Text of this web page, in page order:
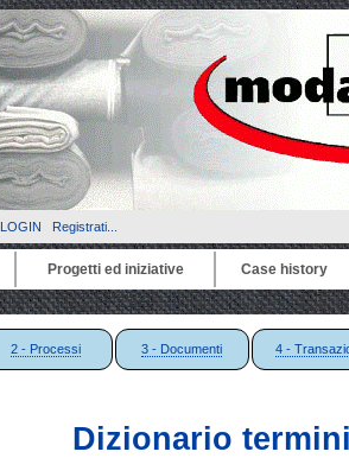
LOGIN Registrati...
Progetti ed iniziative Case history
2 - Processi 3 - Documenti 4 -
Dizionario